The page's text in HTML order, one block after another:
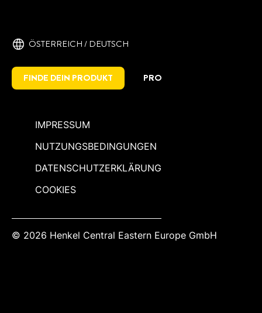
ÖSTERREICH / DEUTSCH
FINDE DEIN PRODUKT PRO
IMPRESSUM
NUTZUNGSBEDINGUNGEN
DATENSCHUTZERKLÄRUNG
COOKIES
© 2026 Henkel Central Eastern Europe GmbH